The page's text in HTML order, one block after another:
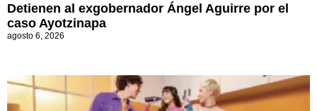
Detienen al exgobernador Ángel Aguirre por el
caso Ayotzinapa
agosto 6, 2026